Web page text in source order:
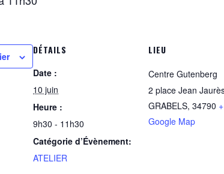
DÉTAILS
Date :
10 juin
Heure :
9h30 - 11h30
Catégorie d’Évènement:
ATELIER
LIEU
Centre Gutenberg
2 place Jean
GRABELS, 34790 +
Google Map